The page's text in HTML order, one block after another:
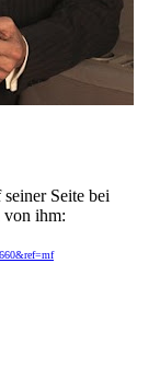
Seite bei
von ihm: